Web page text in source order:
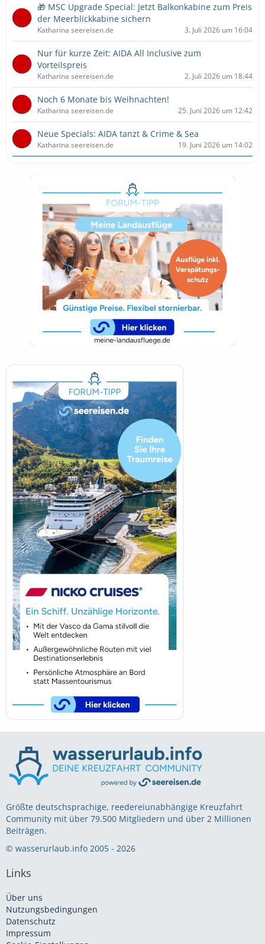
🎁 MSC Upgrade Special: Jetzt Balkonkabine zum Preis
der Meerblickkabine sichern
Katharina seereisen.de 3. Juli 2026 um 16:04
Nur für kurze Zeit: AIDA All Inclusive zum
Vorteilspreis
Katharina seereisen.de 2. Juli 2026 um 18:44
Noch 6 Monate bis Weihnachten!
Katharina seereisen.de 25. Juni 2026 um 12:42
Neue Specials: AIDA tanzt & Crime & Sea
Katharina seereisen.de 19. Juni 2026 um 14:02
Größte deutschsprachige, reedereiunabhängige Kreuzfahrt
Community mit über 79.500 Mitgliedern und über 2 Millionen
Beiträgen.
© wasserurlaub.info 2005 - 2026
Links
Über uns
Nutzungsbedingungen
Datenschutz
Impressum